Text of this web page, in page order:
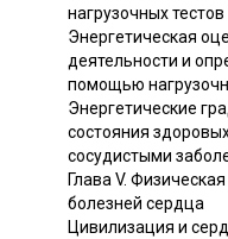
нагрузочных тестов
Энергетическая
деятельности и
помощью
Энергетические
состояния
сосудистыми
Глава V.
болезней сердца
Цивилизация и